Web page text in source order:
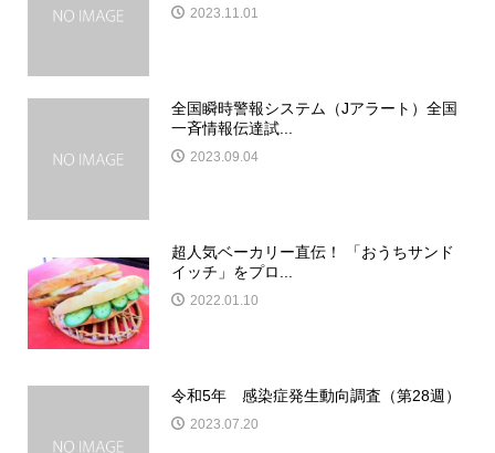
2023.11.01
全国瞬時警報システム（Jアラート）全国
一斉情報伝達試...
2023.09.04
超人気ベーカリー直伝！ 「おうちサンド
イッチ」をプロ...
2022.01.10
令和5年 感染症発生動向調査（第28週）
2023.07.20